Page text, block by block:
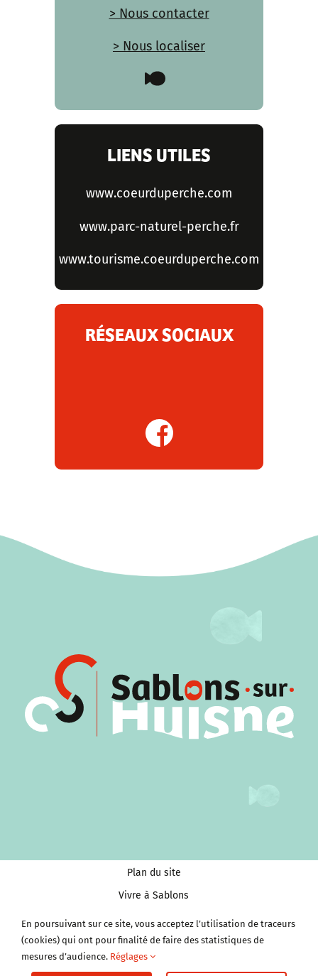
> Nous contacter
> Nous localiser
LIENS UTILES
www.coeurduperche.com
www.parc-naturel-perche.fr
www.tourisme.coeurduperche.com
RÉSEAUX SOCIAUX
Plan du site
Vivre à Sablons
Tourisme et Culture
Économie et services
Clubs et Associations
En poursuivant sur ce site, vous acceptez l’utilisation de traceurs
(cookies) qui ont pour finalité de faire des statistiques de
mesures d’audience. Réglages